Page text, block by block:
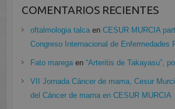
COMENTARIOS RECIENTES
oftalmologia talcaen CESUR MURCIA
Congreso Internacional de Enfermedades
Fato maregaen “Arteritis de Takayasu”,
VII Jornada Cáncer de mama, Cesur
del Cáncer de mama en CESUR MURCIA